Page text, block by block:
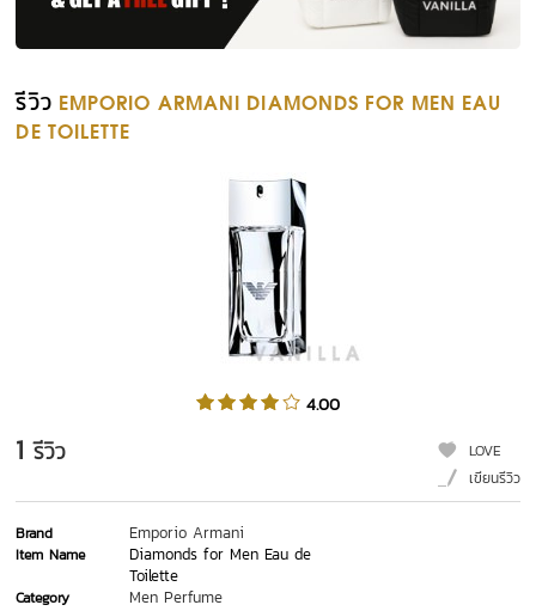
รีวิว EMPORIO ARMANI DIAMONDS FOR MEN EAU
DE TOILETTE
4.00
1 รีวิว
LOVE
เขียนรีวิว
Brand Emporio Armani
Item Name
Diamonds for Men Eau de
Toilette
Category Men Perfume